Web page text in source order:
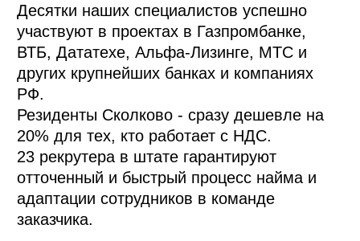
Десятки наших специалистов успешно
участвуют в проектах в Газпромбанке,
ВТБ, Дататехе, Альфа-Лизинге, МТС и
других крупнейших банках и компаниях
РФ.
Резиденты Сколково - сразу дешевле на
20% для тех, кто работает с НДС.
23 рекрутера в штате гарантируют
отточенный и быстрый процесс найма и
адаптации сотрудников в команде
заказчика.